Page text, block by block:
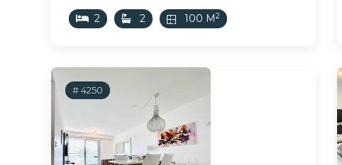
2 2 100 M2
# 4250